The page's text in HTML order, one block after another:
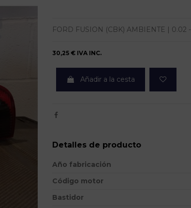
FORD FUSION (CBK) AMBIENTE | 0.02
30,25 € IVA INC.
Añadir a la cesta
Detalles de producto
Año fabricación
Código motor
Bastidor